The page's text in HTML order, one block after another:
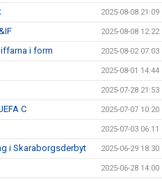
2025-08-08 21:09
2025-08-08 12:22
i form 2025-08-02 07:03
2025-08-01 14:44
2025-07-28 21:53
C 2025-07-07 10:20
2025-07-03 06:11
i Skaraborgsderbyt 2025-06-29 18:30
2025-06-28 14:00